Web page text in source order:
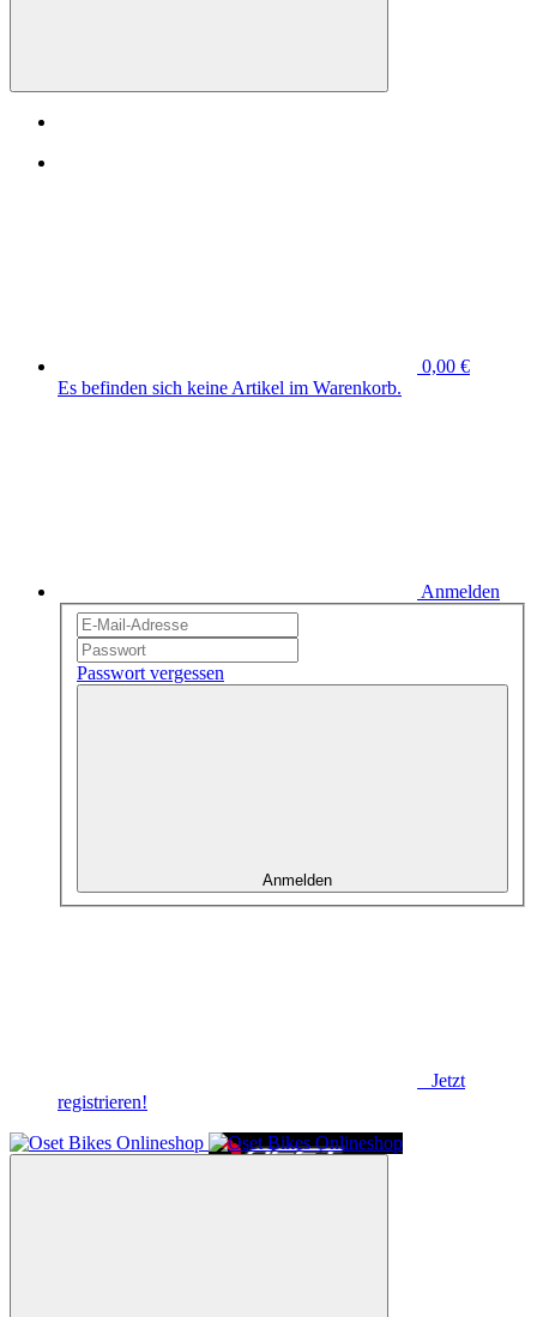
0,00 €
Es befinden sich keine Artikel im Warenkorb.
Anmelden
Passwort vergessen
Anmelden
Jetzt
registrieren!